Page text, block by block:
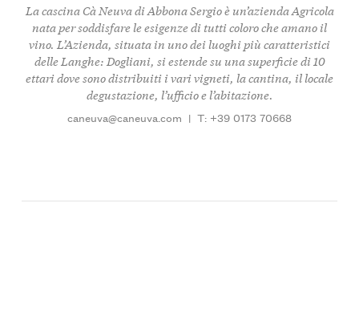
La cascina Cà Neuva di Abbona Sergio è un’azienda Agricola
nata per soddisfare le esigenze di tutti coloro che amano il
vino. L’Azienda, situata in uno dei luoghi più caratteristici
delle Langhe: Dogliani, si estende su una superficie di 10
ettari dove sono distribuiti i vari vigneti, la cantina, il locale
degustazione, l’ufficio e l’abitazione.
caneuva@caneuva.com | T: +39 0173 70668